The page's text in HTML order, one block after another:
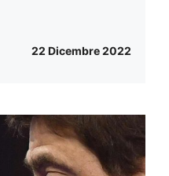
22 Dicembre 2022